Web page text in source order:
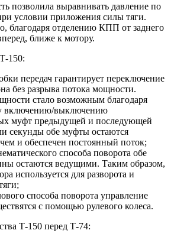
позволила выравнивать давление по
условии приложения силы тяги.
благодаря отделению КПП от заднего
ближе к мотору.
150:
передач гарантирует переключение
без разрыва потока мощности.
стало возможным благодаря
включению/выключению
муфт предыдущей и последующей
секунды обе муфты остаются
и обеспечен постоянный поток;
способа поворота обе
остаются ведущими. Таким образом,
используется для разворота и
способа поворота управление
с помощью рулевого колеса.
Т-150 перед Т-74: